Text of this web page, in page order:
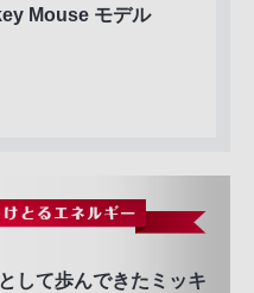
Mouse モデル
して歩んできたミッキ